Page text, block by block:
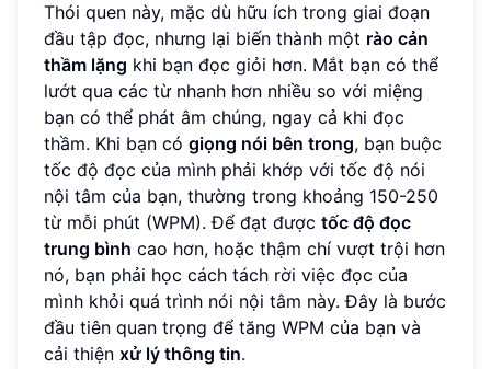
Thói quen này, mặc dù hữu ích trong giai đoạn
đầu tập đọc, nhưng lại biến thành một rào cản
thầm lặng khi bạn đọc giỏi hơn. Mắt bạn có thể
lướt qua các từ nhanh hơn nhiều so với miệng
bạn có thể phát âm chúng, ngay cả khi đọc
thầm. Khi bạn có giọng nói bên trong, bạn buộc
tốc độ đọc của mình phải khớp với tốc độ nói
nội tâm của bạn, thường trong khoảng 150-250
từ mỗi phút (WPM). Để đạt được tốc độ đọc
trung bình cao hơn, hoặc thậm chí vượt trội hơn
nó, bạn phải học cách tách rời việc đọc của
mình khỏi quá trình nói nội tâm này. Đây là bước
đầu tiên quan trọng để tăng WPM của bạn và
cải thiện xử lý thông tin.